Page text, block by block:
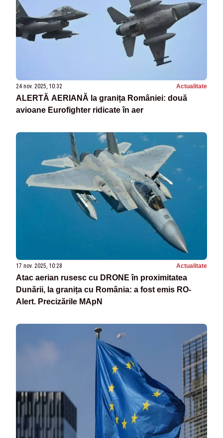
24 nov. 2025, 10:32 Actualitate
ALERTĂ AERIANĂ la granița României: două
avioane Eurofighter ridicate în aer
17 nov. 2025, 10:28 Actualitate
Atac aerian rusesc cu DRONE în proximitatea
Dunării, la granița cu România: a fost emis RO-
Alert. Precizările MApN